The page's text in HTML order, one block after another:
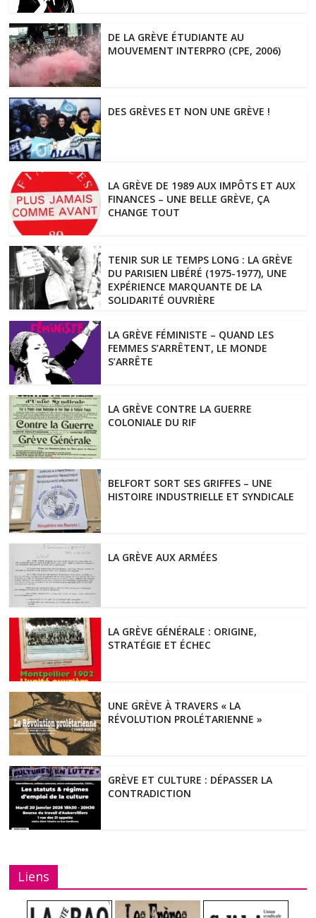
DE LA GRÈVE ÉTUDIANTE AU
MOUVEMENT INTERPRO (CPE, 2006)
DES GRÈVES ET NON UNE GRÈVE !
LA GRÈVE DE 1989 AUX IMPÔTS ET AUX
FINANCES – UNE BELLE GRÈVE, ÇA
CHANGE TOUT
TENIR SUR LE TEMPS LONG : LA GRÈVE
DU PARISIEN LIBÉRÉ (1975-1977), UNE
EXPÉRIENCE MARQUANTE DE LA
SOLIDARITÉ OUVRIÈRE
LA GRÈVE FÉMINISTE – QUAND LES
FEMMES S’ARRÊTENT, LE MONDE
S’ARRÊTE
LA GRÈVE CONTRE LA GUERRE
COLONIALE DU RIF
BELFORT SORT SES GRIFFES – UNE
HISTOIRE INDUSTRIELLE ET SYNDICALE
LA GRÈVE AUX ARMÉES
LA GRÈVE GÉNÉRALE : ORIGINE,
STRATÉGIE ET ÉCHEC
UNE GRÈVE À TRAVERS « LA
RÉVOLUTION PROLÉTARIENNE »
GRÈVE ET CULTURE : DÉPASSER LA
CONTRADICTION
Liens